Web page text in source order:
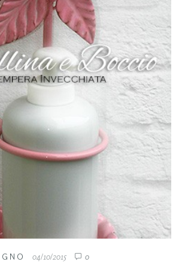
04/10/2015 0